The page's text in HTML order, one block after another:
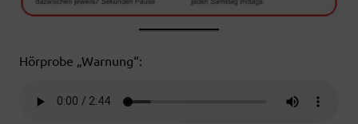
Hörprobe „Warnung“: